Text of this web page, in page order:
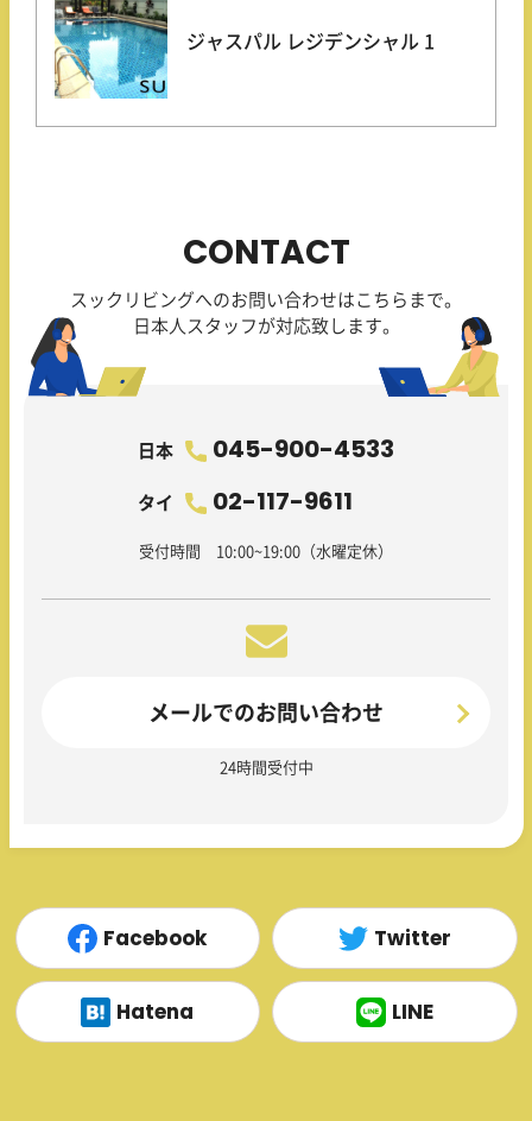
ジャスパル レジデンシャル 1
CONTACT
スックリビングへのお問い合わせはこちらまで。
日本人スタッフが対応致します。
日本 045-900-4533
タイ 02-117-9611
受付時間 10:00~19:00（水曜定休）
メールでのお問い合わせ
24時間受付中
Facebook Twitter
Hatena LINE